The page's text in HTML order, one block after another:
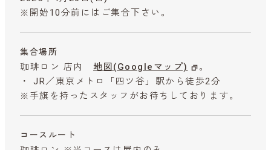
※開始10分前にはご集合下さい。
集合場所
珈琲ロン 店内 地図(Googleマップ)
。
・ JR／東京メトロ「四ツ谷」駅から徒歩2分
※手旗を持ったスタッフがお待ちしております。
コースルート